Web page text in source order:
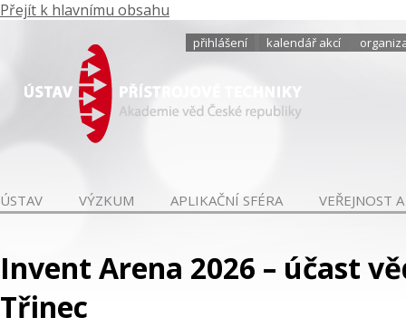
Přejít k hlavnímu obsahu
přihlášení kalendář akcí
ÚSTAV VÝZKUM APLIKAČNÍ SFÉRA VEŘEJNOST
Invent Arena 2026 – účast
Třinec